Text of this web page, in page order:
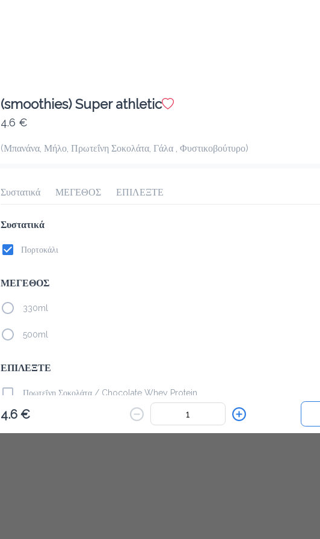
Το μενού δεν είναι διαθέσιμο.
(smoothies) Super athletic
4.6 €
(Μπανάνα, Μήλο, Πρωτεΐνη Σοκολάτα, Γάλα , Φυστικοβούτυρο)
Συστατικά ΜΕΓΕΘΟΣ ΕΠΙΛΕΞΤΕ
Συστατικά
Πορτοκάλι
ΜΕΓΕΘΟΣ
330ml
500ml
ΕΠΙΛΕΞΤΕ
Πρωτεΐνη Σοκολάτα / Chocolate Whey Protein
Πρωτεΐνη Βανίλια / Vanilla Whey Protein
4.6 €